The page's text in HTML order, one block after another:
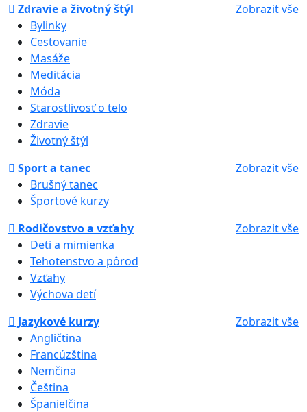
Zdravie a životný štýl
Zobrazit vše
Bylinky
Cestovanie
Masáže
Meditácia
Móda
Starostlivosť o telo
Zdravie
Životný štýl
Sport a tanec
Zobrazit vše
Brušný tanec
Športové kurzy
Rodičovstvo a vzťahy
Zobrazit vše
Deti a mimienka
Tehotenstvo a pôrod
Vzťahy
Výchova detí
Jazykové kurzy
Zobrazit vše
Angličtina
Francúzština
Nemčina
Čeština
Španielčina